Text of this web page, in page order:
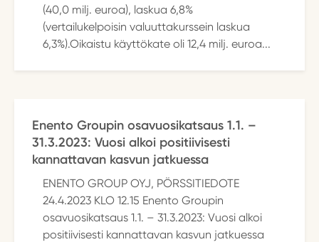
(40,0 milj. euroa), laskua 6,8%
(vertailukelpoisin valuuttakurssein laskua
6,3%).Oikaistu käyttökate oli 12,4 milj. euroa...
Enento Groupin osavuosikatsaus 1.1. –
31.3.2023: Vuosi alkoi positiivisesti
kannattavan kasvun jatkuessa
ENENTO GROUP OYJ, PÖRSSITIEDOTE
24.4.2023 KLO 12.15 Enento Groupin
osavuosikatsaus 1.1. – 31.3.2023: Vuosi alkoi
positiivisesti kannattavan kasvun jatkuessa